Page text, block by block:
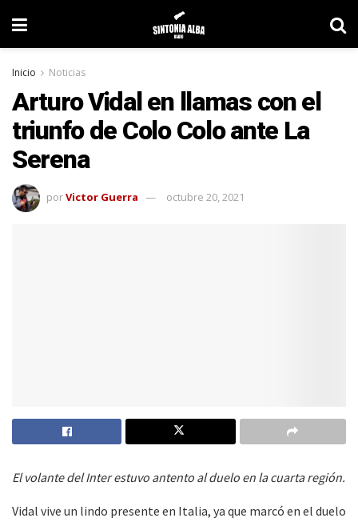
Inicio Noticias
Arturo Vidal en llamas con el
triunfo de Colo Colo ante La
Serena
porVictor Guerra octubre 20, 2021
El volante del Inter estuvo antento al duelo en la cuarta región.
Vidal vive un lindo presente en Italia, ya que marcó en el duelo